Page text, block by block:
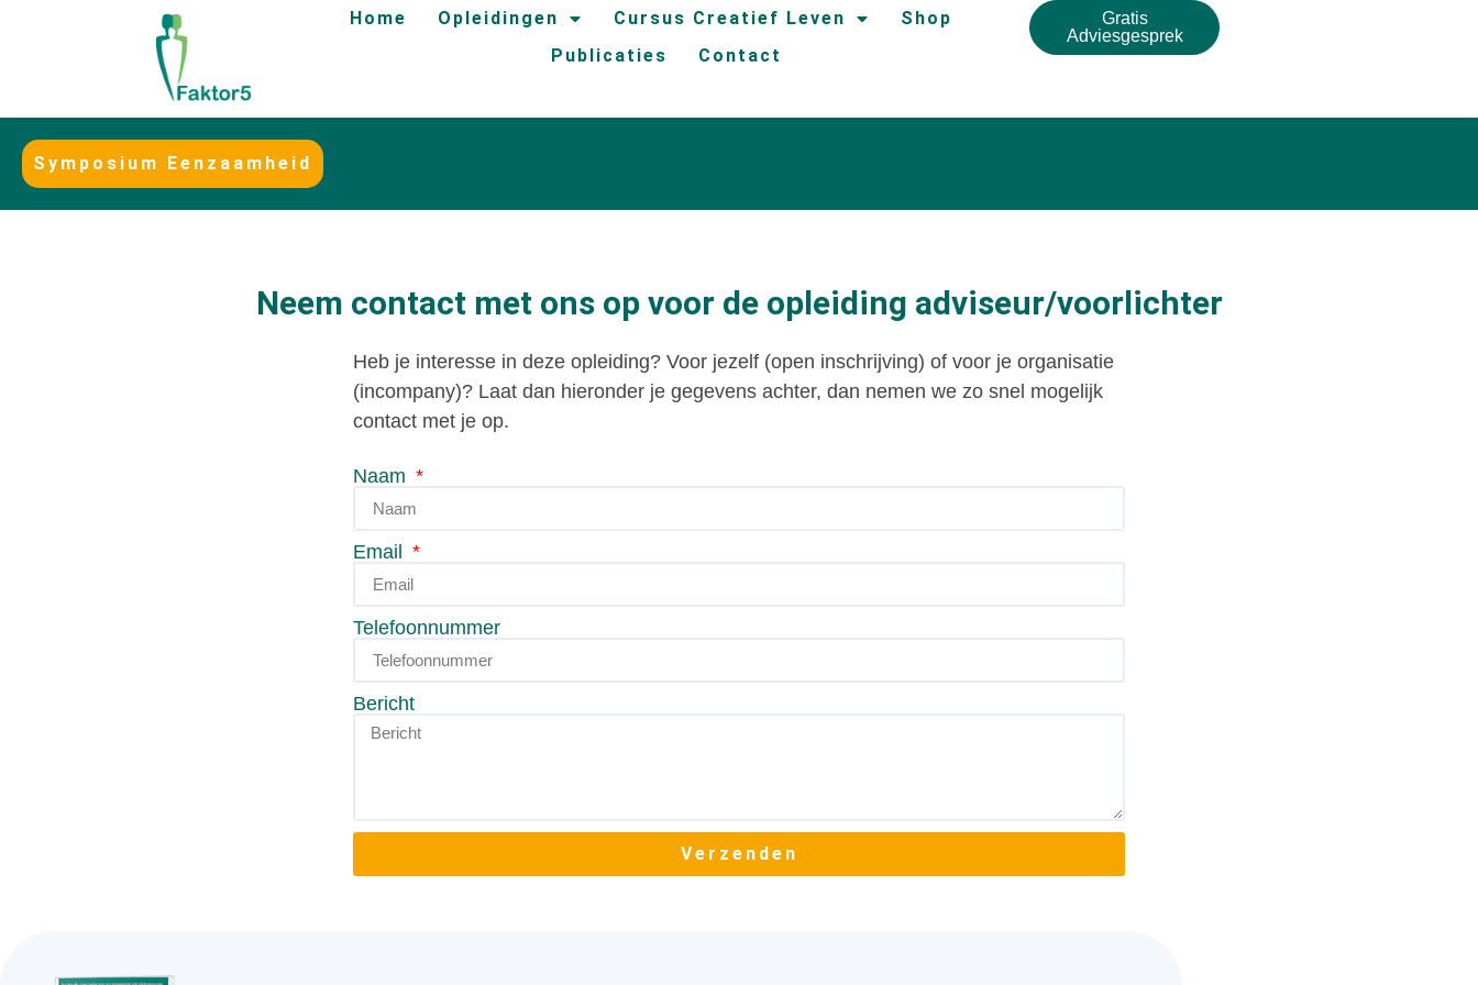
Home Opleidingen Cursus Creatief Leven
Shop
Publicaties
Contact
Gratis
Adviesgesprek
Symposium Eenzaamheid
Neem contact met ons op voor de opleiding adviseur/voorlichter
Heb je interesse in deze opleiding? Voor jezelf (open inschrijving) of voor je organisatie
(incompany)? Laat dan hieronder je gegevens achter, dan nemen we zo snel mogelijk
contact met je op.
Naam
Email
Telefoonnummer
Bericht
Verzenden